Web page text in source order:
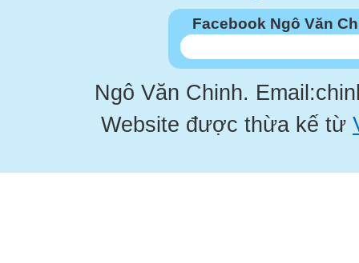
Facebook Ngô Văn
Ngô Văn Chinh.
Website được thừa kế từ